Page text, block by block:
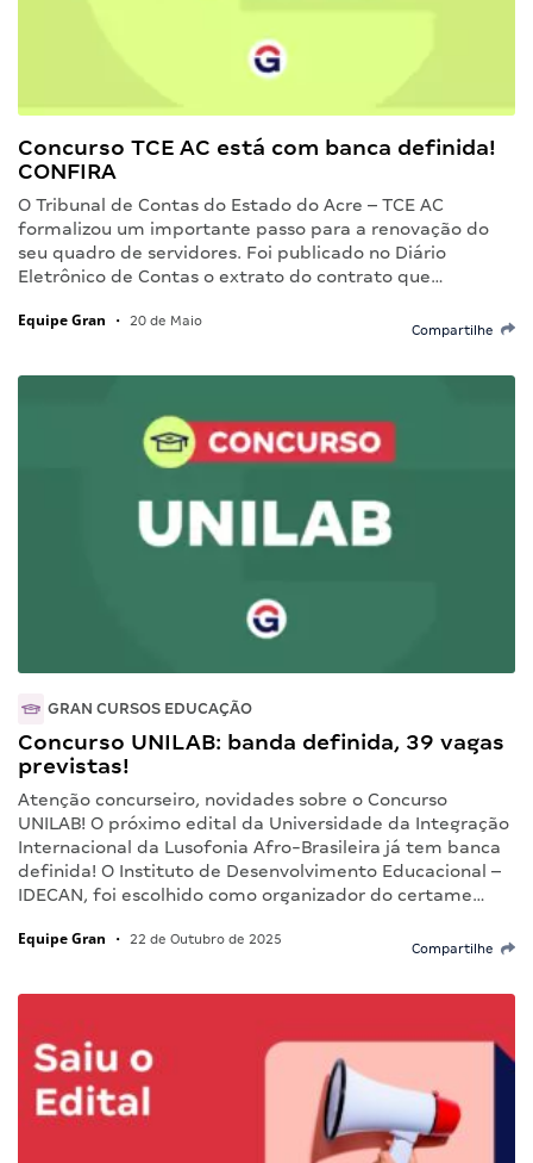
Concurso TCE AC está com banca definida!
CONFIRA
O Tribunal de Contas do Estado do Acre – TCE AC
formalizou um importante passo para a renovação do
seu quadro de servidores. Foi publicado no Diário
Eletrônico de Contas o extrato do contrato que…
Equipe Gran • 20 de Maio
Compartilhe
GRAN CURSOS EDUCAÇÃO
Concurso UNILAB: banda definida, 39 vagas
previstas!
Atenção concurseiro, novidades sobre o Concurso
UNILAB! O próximo edital da Universidade da Integração
Internacional da Lusofonia Afro-Brasileira já tem banca
definida! O Instituto de Desenvolvimento Educacional –
IDECAN, foi escolhido como organizador do certame…
Equipe Gran • 22 de Outubro de 2025
Compartilhe